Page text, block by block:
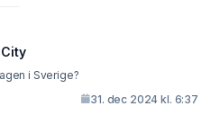
i Sverige?
31. dec 2024 kl. 6:37